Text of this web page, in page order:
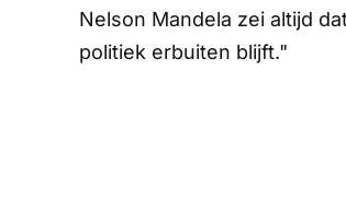
Nelson Mandela zei altijd
politiek erbuiten blijft."